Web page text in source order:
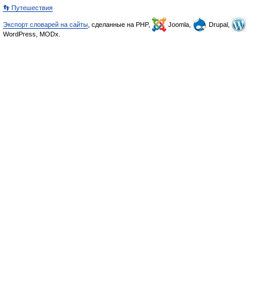
👣 Путешествия
Экспорт словарей на сайты , сделанные на PHP, Joomla,
Drupal,
WordPress, MODx.